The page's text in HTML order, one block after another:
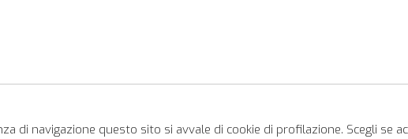
di navigazione questo sito si avvale di cookie di profilazione. Scegli se